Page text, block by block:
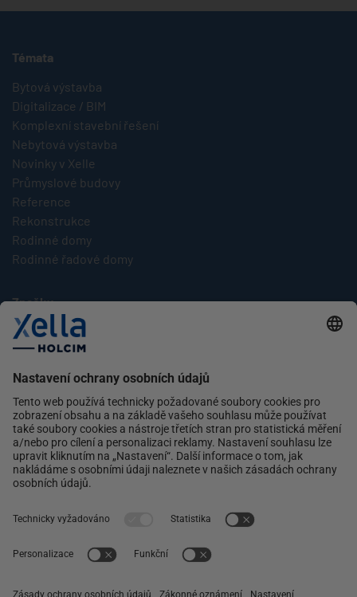
Témata
Bytová výstavba
Digitalizace / BIM
Komplexní stavební řešení
Nebytová výstavba
Novinky v Xelle
Průmyslové budovy
Reference
Rekonstrukce
Rodinné domy
Rodinné řadové domy
Značky
Multipor
Silka
Kontakt
Ochrana osobních údajů